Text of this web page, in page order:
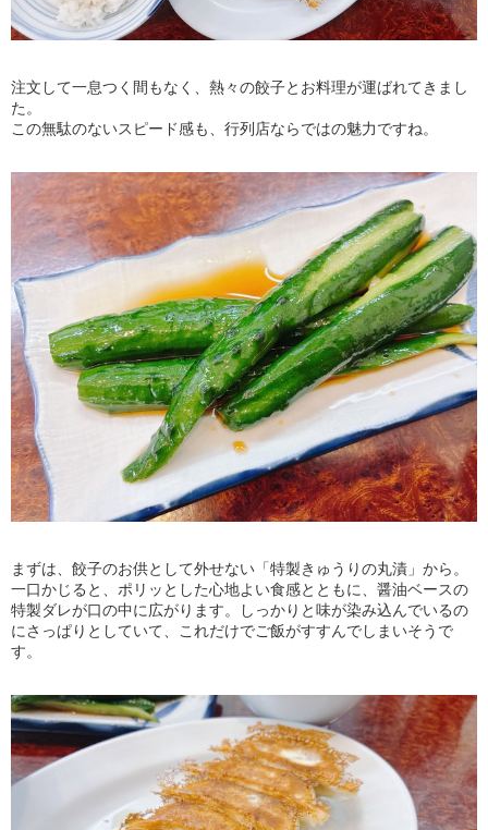
注文して一息つく間もなく、熱々の餃子とお料理が運ばれてきまし
た。
この無駄のないスピード感も、行列店ならではの魅力ですね。
まずは、餃子のお供として外せない「特製きゅうりの丸漬」から。
一口かじると、ポリッとした心地よい食感とともに、醤油ベースの
特製ダレが口の中に広がります。しっかりと味が染み込んでいるの
にさっぱりとしていて、これだけでご飯がすすんでしまいそうで
す。